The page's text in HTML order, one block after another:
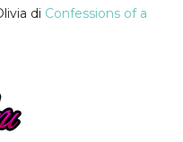
di Confessions of a